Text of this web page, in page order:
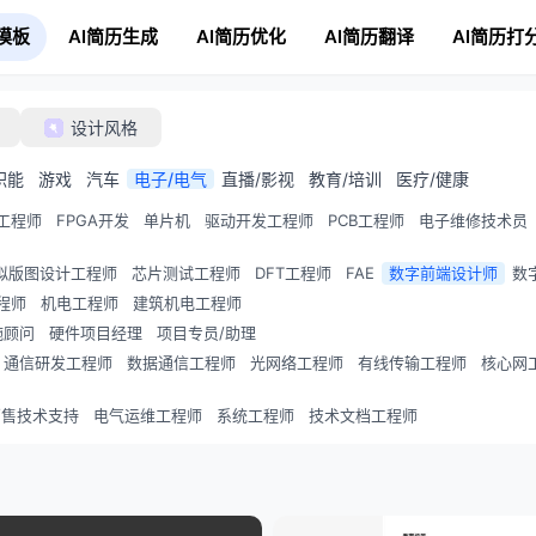
板 AI简历生成 AI简历优化 AI简历翻译 AI简历打
设计风格
能 游戏 汽车 电子/电气 直播/影视 教育/培训 医疗/健康
程师 FPGA开发 单片机 驱动开发工程师 PCB工程师 电子维修技术员
版图设计工程师 芯片测试工程师 DFT工程师 FAE 数字前端设计师
数
师
机电工程师
建筑机电工程师
问
硬件项目经理
项目专员/助理
通信研发工程师
数据通信工程师 光网络工程师 有线传输工程师 核心网
技术支持 电气运维工程师 系统工程师 技术文档工程师